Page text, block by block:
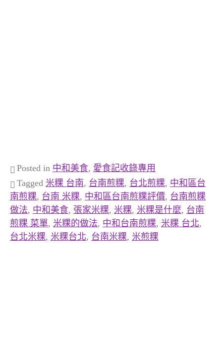
Posted in 中和美食, 愛食記收錄專用
Tagged 米粿 台南, 台南煎粿, 台北煎粿, 中和區台
南煎粿, 台南 米粿, 中和區台南煎粿評價, 台南煎粿
做法, 中和美食, 張家米粿, 米粿, 米粿是什麼, 台南
煎粿 菜單, 米粿的做法, 中和台南煎粿, 米粿 台北,
台北米粿, 米粿台北, 台南米粿, 米煎粿